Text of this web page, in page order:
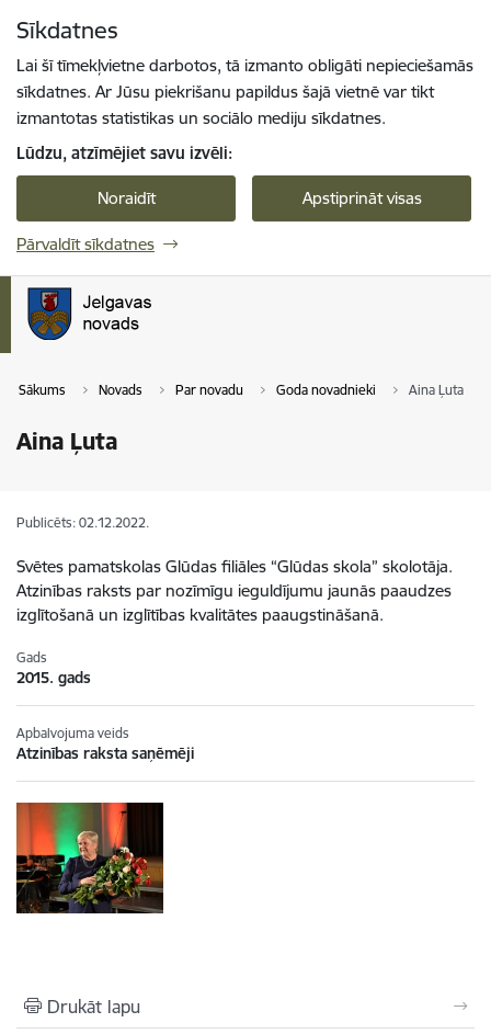
Sīkdatnes
Lai šī tīmekļvietne darbotos, tā izmanto obligāti nepieciešamās
sīkdatnes. Ar Jūsu piekrišanu papildus šajā vietnē var tikt
izmantotas statistikas un sociālo mediju sīkdatnes.
Lūdzu, atzīmējiet savu izvēli:
Noraidīt Apstiprināt visas
Pārvaldīt sīkdatnes
Sākums Novads Par novadu Goda novadnieki Aina Ļuta
Aina Ļuta
Publicēts: 02.12.2022.
Svētes pamatskolas Glūdas filiāles “Glūdas skola” skolotāja.
Atzinības raksts par nozīmīgu ieguldījumu jaunās paaudzes
izglītošanā un izglītības kvalitātes paaugstināšanā.
Gads
2015. gads
Apbalvojuma veids
Atzinības raksta saņēmēji
Drukāt lapu